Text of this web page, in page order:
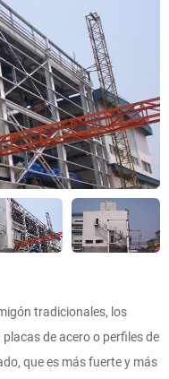
tradicionales, los
de acero o perfiles de
que es más fuerte y más